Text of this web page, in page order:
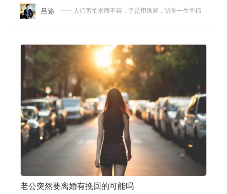
吕途 —— 人们害怕求而不得，于是用逃避，错失一生幸福
老公突然要离婚有挽回的可能吗